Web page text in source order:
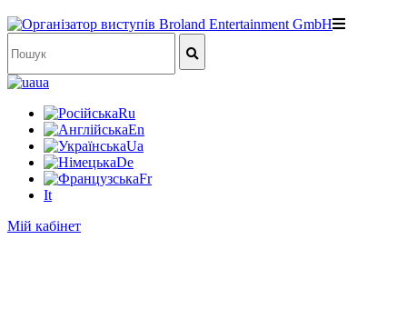
ua
Ru
En
Ua
De
Fr
It
Мій кабінет